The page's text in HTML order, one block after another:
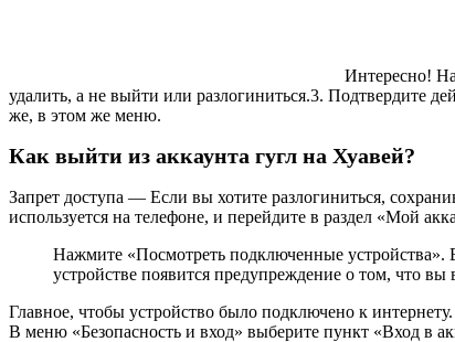
Интересно!
удалить, а не выйти или разлогиниться.3. Подтвердите
же, в этом же меню.
Как выйти из аккаунта гугл на Хуавей?
Запрет доступа — Если вы хотите разлогиниться,
используется на телефоне, и перейдите в раздел «Мой
Нажмите «Посмотреть подключенные устройства».
устройстве появится предупреждение о том, что
Главное, чтобы устройство было подключено к
В меню «Безопасность и вход» выберите пункт «Вход в